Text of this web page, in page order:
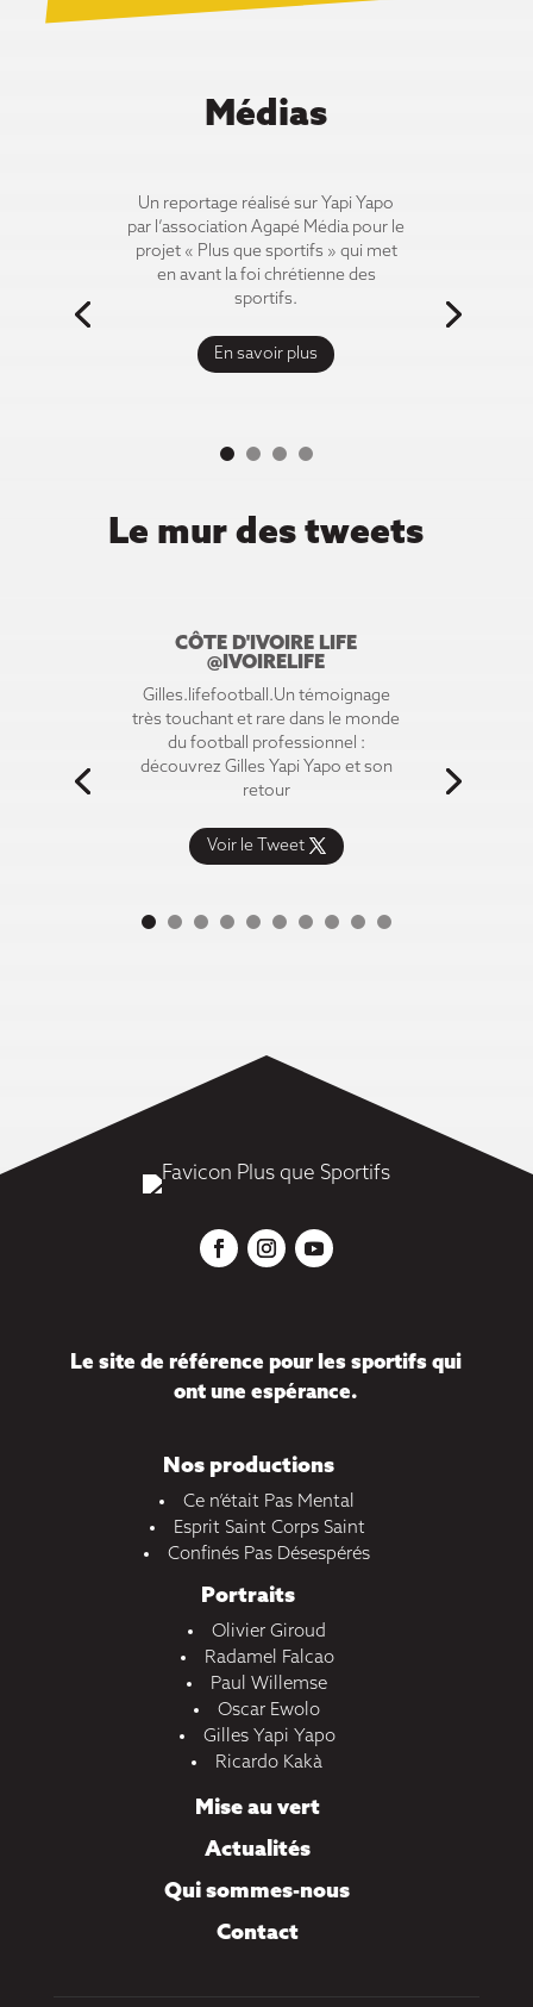
Médias
Un reportage réalisé sur Yapi Yapo
par l’association Agapé Média pour le
projet « Plus que sportifs » qui met
en avant la foi chrétienne des
sportifs.
En savoir plus
Le mur des tweets
CÔTE D'IVOIRE LIFE
@IVOIRELIFE
Gilles.lifefootball.Un témoignage
très touchant et rare dans le monde
du football professionnel :
découvrez Gilles Yapi Yapo et son
retour
Voir le Tweet
Le site de référence pour les sportifs qui
ont une espérance.
Nos productions
Ce n’était Pas Mental
Esprit Saint Corps Saint
Confinés Pas Désespérés
Portraits
Olivier Giroud
Radamel Falcao
Paul Willemse
Oscar Ewolo
Gilles Yapi Yapo
Ricardo Kakà
Mise au vert
Actualités
Qui sommes-nous
Contact